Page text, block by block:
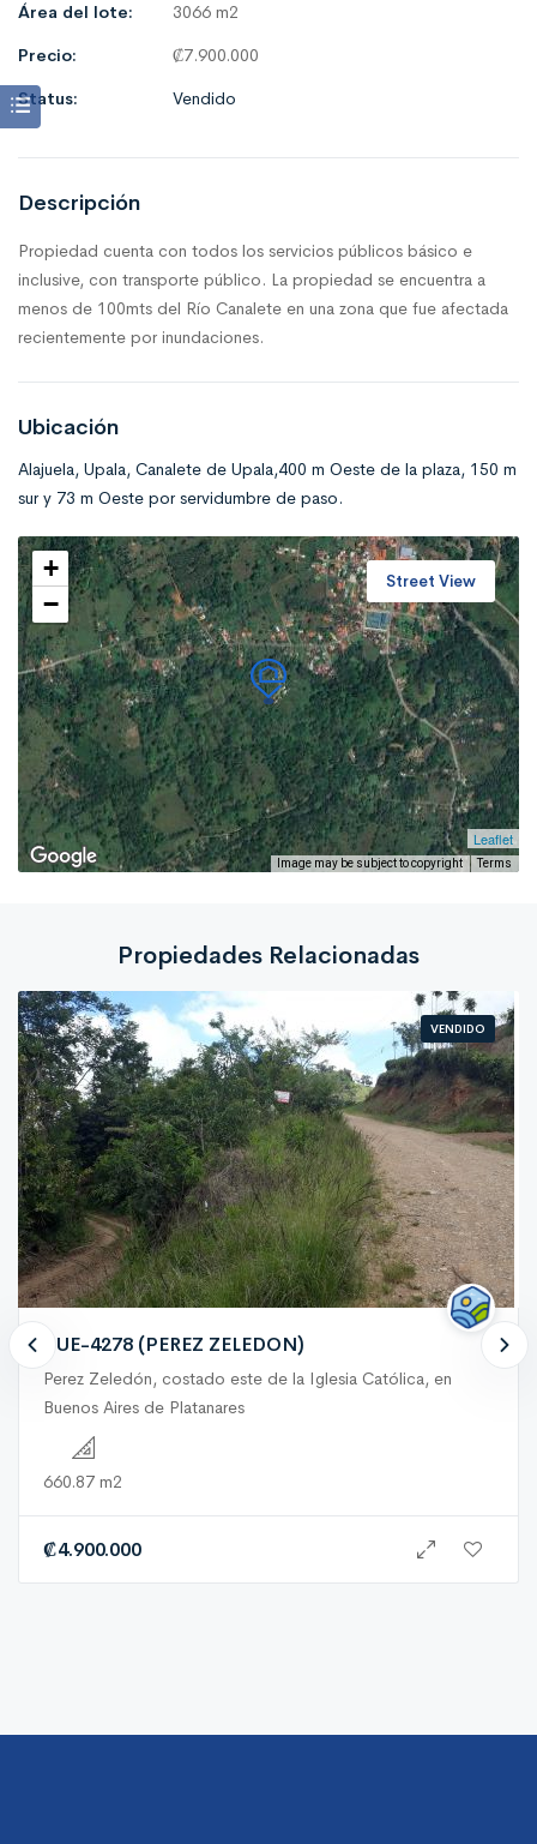
Área del lote:
3066 m2
Precio:
₡7.900.000
Status:
Vendido
Descripción
Propiedad cuenta con todos los servicios públicos básico e
inclusive, con transporte público. La propiedad se encuentra a
menos de 100mts del Río Canalete en una zona que fue afectada
recientemente por inundaciones.
Ubicación
Alajuela, Upala, Canalete de Upala,400 m Oeste de la plaza, 150 m
sur y 73 m Oeste por servidumbre de paso.
+
−
Leaflet
Image may be subject to copyright Terms
Street View
Propiedades Relacionadas
VENDIDO
BUE-4278 (PEREZ ZELEDON)
Perez Zeledón, costado este de la Iglesia Católica, en
Buenos Aires de Platanares
660.87 m2
₡4.900.000